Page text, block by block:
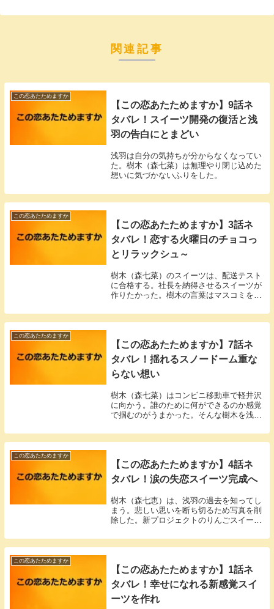
関連記事
この恋あたためますか
【この恋あたためますか】9話ネ
タバレ！スイーツ開発の復活と浅
羽の告白にとまどい
浅羽は自分の気持ちが分からなくなってい
た。樹木（森七菜）は無理やり閉じ込めた
想いに気づかないふりをした。
この恋あたためますか
【この恋あたためますか】3話ネ
タバレ！恋する火曜日のチョコっ
とリラックシュ～
樹木（森七菜）のスイーツは、配送テスト
に合格する。社長を納得させるスイーツが
作りたかった。樹木の言葉はマスコミを驚
この恋あたためますか
【この恋あたためますか】7話ネ
タバレ！揺れるスノードーム重な
らない想い
樹木（森七菜）はコンビニ移動車で軽井沢
に向かう。誰のために何ができるのか感覚
で掴むのがうまかった。そんな樹木を浅羽
この恋あたためますか
【この恋あたためますか】4話ネ
タバレ！涙の失恋スイーツ完成へ
樹木（森七恵）は、浅羽の過去を知ってし
まう。悲しい思いを断ち切るため写真を削
除した。新プロジェクトのりんごスイーツ
この恋あたためますか
【この恋あたためますか】1話ネ
タバレ！幸せになれる新感覚スイ
ーツを作れ